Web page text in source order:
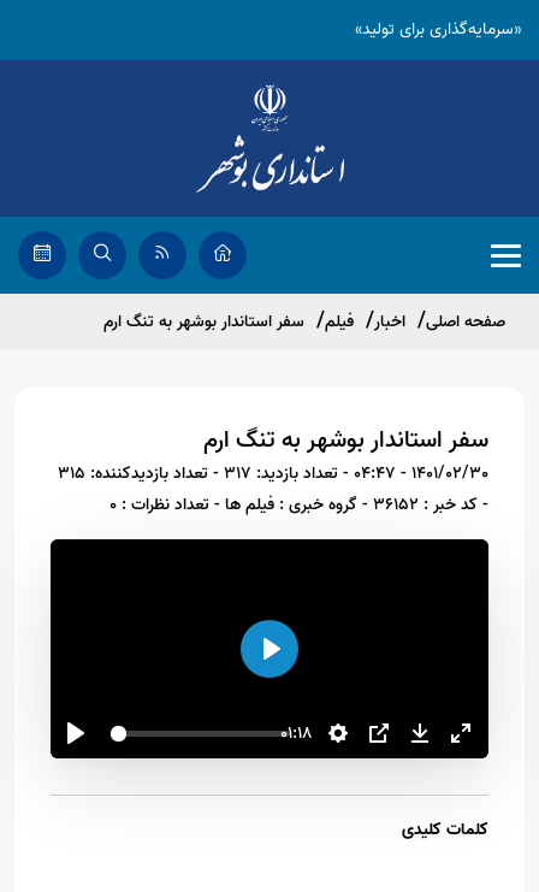
«سرمایه‌گذاری برای تولید»
صفحه اصلی اخبار فیلم سفر استاندار بوشهر به تنگ ارم
سفر استاندار بوشهر به تنگ ارم
1401/02/30 - 04:47 - تعداد بازدید: 317
- تعداد بازدیدکننده: 315
- کد خبر : 36152
- گروه خبری : فیلم ها - تعداد نظرات : 0
01:18
اجرا
کلمات کلیدی